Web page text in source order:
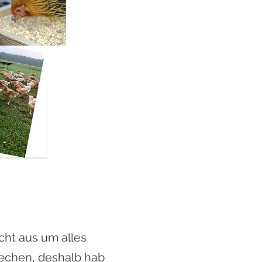
oder
berate
kannst.
aus um alles
deshalb hab